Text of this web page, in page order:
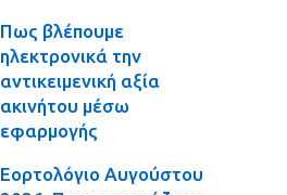
Πως βλέπουμε
ηλεκτρονικά την
αντικειμενική αξία
ακινήτου μέσω
εφαρμογής
Εορτολόγιο Αυγούστου